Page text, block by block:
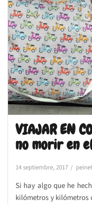
VIAJAR EN
no morir en
14 septiembre, 2017
Si hay algo que he
kilómetros y kilómetros